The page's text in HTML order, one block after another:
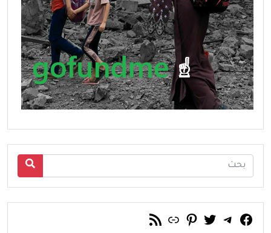
فيسبوك
تيليجرام
تويتربينتريست
رابطخلاصة RSS